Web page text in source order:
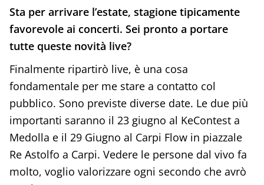
Sta per arrivare l’estate, stagione tipicamente
favorevole ai concerti. Sei pronto a portare
tutte queste novità live?
Finalmente ripartirò live, è una cosa
fondamentale per me stare a contatto col
pubblico. Sono previste diverse date. Le due più
importanti saranno il 23 giugno al KeContest a
Medolla e il 29 Giugno al Carpi Flow in piazzale
Re Astolfo a Carpi. Vedere le persone dal vivo fa
molto, voglio valorizzare ogni secondo che avrò